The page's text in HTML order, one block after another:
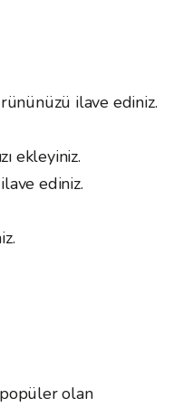
ilave ediniz.
ekleyiniz.
ediniz.
popüler olan